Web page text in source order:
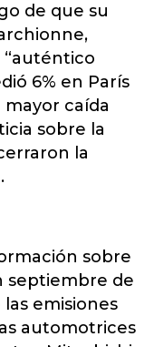
de que su
“auténtico
6% en París
caída
sobre la
la
sobre
septiembre de
emisiones
automotrices